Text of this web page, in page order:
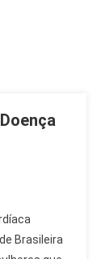
Brasileira